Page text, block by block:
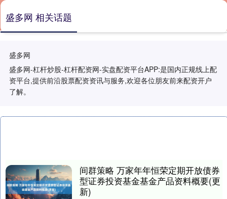
盛多网
盛多网-杠杆炒股-杠杆配资网-实盘配资平台APP:是国内正规线上配
资平台,提供前沿股票配资资讯与服务,欢迎各位朋友前来配资开户
了解。
盛多网 相关话题
间群策略 万家年年恒荣定期开放债券
型证券投资基金基金产品资料概要(更
新)